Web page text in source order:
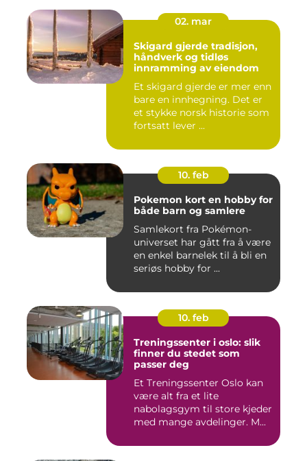
02. mar
Skigard gjerde tradisjon,
håndverk og tidløs
innramming av eiendom
Et skigard gjerde er mer enn
bare en innhegning. Det er
et stykke norsk historie som
fortsatt lever ...
10. feb
Pokemon kort en hobby for
både barn og samlere
Samlekort fra Pokémon-
universet har gått fra å være
en enkel barnelek til å bli en
seriøs hobby for ...
10. feb
Treningssenter i oslo: slik
finner du stedet som
passer deg
Et Treningssenter Oslo kan
være alt fra et lite
nabolagsgym til store kjeder
med mange avdelinger. M...